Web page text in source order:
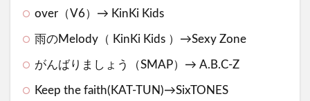
over（V6）→ KinKi Kids
雨のMelody（ KinKi Kids ）→Sexy Zone
がんばりましょう（SMAP）→ A.B.C-Z
Keep the faith(KAT-TUN)→SixTONES